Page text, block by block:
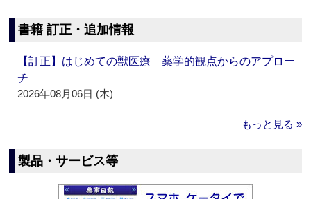
書籍 訂正・追加情報
【訂正】はじめての獣医療 薬学的観点からのアプロー
チ
2026年08月06日 (木)
もっと見る »
製品・サービス等